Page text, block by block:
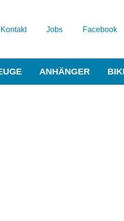
Kontakt Jobs Facebook
ANHÄNGER